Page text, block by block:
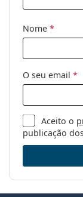
Nome *
O seu email *
Aceito o
publicação